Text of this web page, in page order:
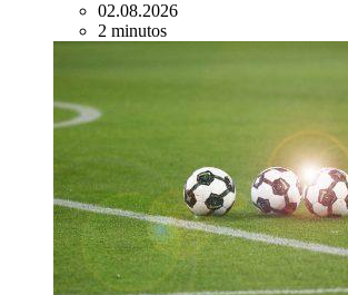
02.08.2026
2 minutos